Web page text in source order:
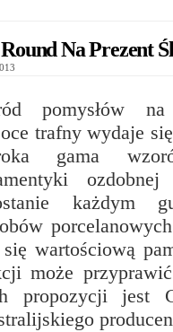
Na Prezent
pomysłów
trafny wydaje
gama
każdym
wartościową
może
propozycji jest